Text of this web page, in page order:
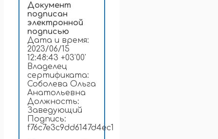
Документ
подписан
электронной
подписью
Дата и время:
2023/06/15
12:48:43 +03'00'
Владелец
сертификата:
Соболева Ольга
Анатольевна
Должность:
Заведующий
Подпись:
f76c7e3c9dd6147d4ec1